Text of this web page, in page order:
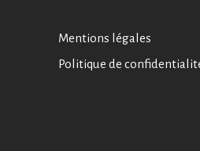
Mentions légales
Politique de